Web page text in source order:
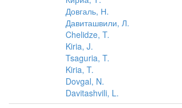
Довгаль, Н.
Давиташвили, Л.
Chelidze, T.
Kiria, J.
Tsaguria, T.
Kiria, T.
Dovgal, N.
Davitashvili, L.